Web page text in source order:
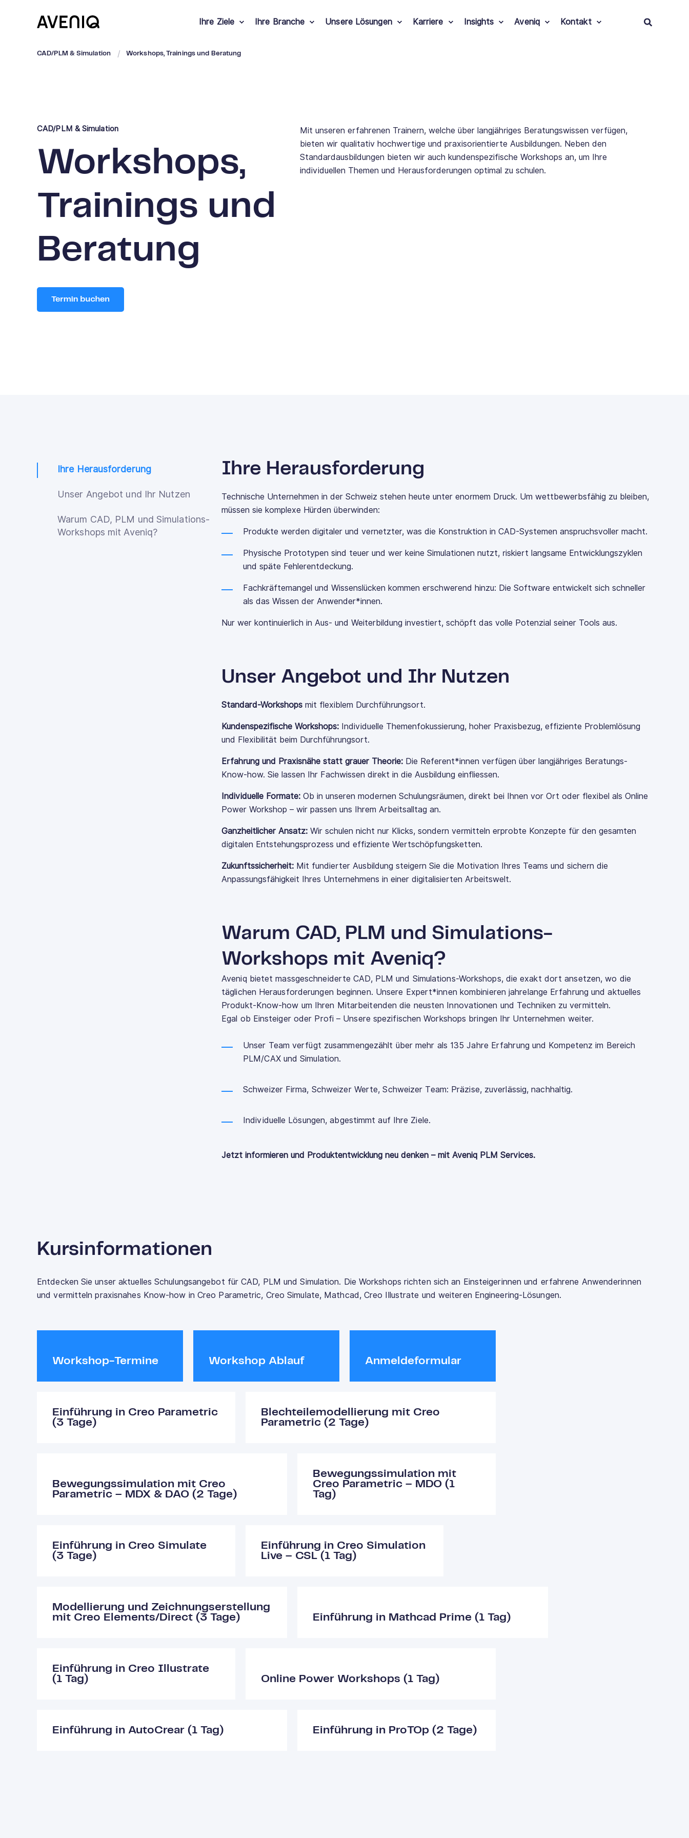
Ihre Ziele Ihre Branche Unsere Lösungen Karriere Insights Aveniq Kontakt
CAD/PLM & Simulation Workshops, Trainings und Beratung
CAD/PLM & Simulation
Workshops,
Trainings und
Beratung
Mit unseren erfahrenen Trainern, welche über langjähriges Beratungswissen verfügen,
bieten wir qualitativ hochwertige und praxisorientierte Ausbildungen. Neben den
Standardausbildungen bieten wir auch kundenspezifische Workshops an, um Ihre
individuellen Themen und Herausforderungen optimal zu schulen.
Ihre Herausforderung
Unser Angebot und Ihr Nutzen
Warum CAD, PLM und Simulations-
Workshops mit Aveniq?
Ihre Herausforderung
Technische Unternehmen in der Schweiz stehen heute unter enormem Druck. Um wettbewerbsfähig zu bleiben,
müssen sie komplexe Hürden überwinden:
Produkte werden digitaler und vernetzter, was die Konstruktion in CAD-Systemen anspruchsvoller macht.
Physische Prototypen sind teuer und wer keine Simulationen nutzt, riskiert langsame Entwicklungszyklen
und späte Fehlerentdeckung.
Fachkräftemangel und Wissenslücken kommen erschwerend hinzu: Die Software entwickelt sich schneller
als das Wissen der Anwender*innen.
Nur wer kontinuierlich in Aus- und Weiterbildung investiert, schöpft das volle Potenzial seiner Tools aus.
Unser Angebot und Ihr Nutzen
Standard-Workshops mit flexiblem Durchführungsort.
Kundenspezifische Workshops: Individuelle Themenfokussierung, hoher Praxisbezug, effiziente Problemlösung
und Flexibilität beim Durchführungsort.
Erfahrung und Praxisnähe statt grauer Theorie: Die Referent*innen verfügen über langjähriges Beratungs-
Know-how. Sie lassen Ihr Fachwissen direkt in die Ausbildung einfliessen.
Individuelle Formate: Ob in unseren modernen Schulungsräumen, direkt bei Ihnen vor Ort oder flexibel als Online
Power Workshop – wir passen uns Ihrem Arbeitsalltag an.
Ganzheitlicher Ansatz: Wir schulen nicht nur Klicks, sondern vermitteln erprobte Konzepte für den gesamten
digitalen Entstehungsprozess und effiziente Wertschöpfungsketten.
Zukunftssicherheit: Mit fundierter Ausbildung steigern Sie die Motivation Ihres Teams und sichern die
Anpassungsfähigkeit Ihres Unternehmens in einer digitalisierten Arbeitswelt.
Warum CAD, PLM und Simulations-
Workshops mit Aveniq?
Aveniq bietet massgeschneiderte CAD, PLM und Simulations-Workshops, die exakt dort ansetzen, wo die
täglichen Herausforderungen beginnen. Unsere Expert*innen kombinieren jahrelange Erfahrung und aktuelles
Produkt-Know-how um Ihren Mitarbeitenden die neusten Innovationen und Techniken zu vermitteln.
Egal ob Einsteiger oder Profi – Unsere spezifischen Workshops bringen Ihr Unternehmen weiter.
Unser Team verfügt zusammengezählt über mehr als 135 Jahre Erfahrung und Kompetenz im Bereich
PLM/CAX und Simulation.
Schweizer Firma, Schweizer Werte, Schweizer Team: Präzise, zuverlässig, nachhaltig.
Individuelle Lösungen, abgestimmt auf Ihre Ziele.
Jetzt informieren und Produktentwicklung neu denken – mit Aveniq PLM Services.
Kursinformationen
Entdecken Sie unser aktuelles Schulungsangebot für CAD, PLM und Simulation. Die Workshops richten sich an Einsteigerinnen und erfahrene Anwenderinnen
und vermitteln praxisnahes Know-how in Creo Parametric, Creo Simulate, Mathcad, Creo Illustrate und weiteren Engineering-Lösungen.
Workshop-Termine Workshop Ablauf Anmeldeformular
Einführung in Creo Parametric
(3 Tage)
Blechteilemodellierung mit Creo
Parametric (2 Tage)
Bewegungssimulation mit Creo
Parametric – MDX & DAO (2 Tage)
Bewegungssimulation mit
Creo Parametric – MDO (1
Tag)
Einführung in Creo Simulate
(3 Tage)
Einführung in Creo Simulation
Live – CSL (1 Tag)
Modellierung und Zeichnungserstellung
mit Creo Elements/Direct (3 Tage)
Einführung in Mathcad Prime (1 Tag)
Einführung in Creo Illustrate
(1 Tag)
Online Power Workshops (1 Tag)
Einführung in AutoCrear (1 Tag) Einführung in ProTOp (2 Tage)